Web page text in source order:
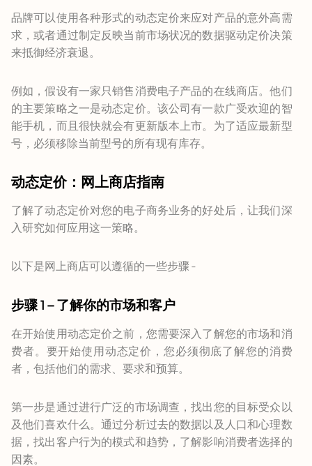
品牌可以使用各种形式的动态定价来应对产品的意外高需
求，或者通过制定反映当前市场状况的数据驱动定价决策
来抵御经济衰退。
例如，假设有一家只销售消费电子产品的在线商店。他们
的主要策略之一是动态定价。该公司有一款广受欢迎的智
能手机，而且很快就会有更新版本上市。为了适应最新型
号，必须移除当前型号的所有现有库存。
动态定价：网上商店指南
了解了动态定价对您的电子商务业务的好处后，让我们深
入研究如何应用这一策略。
以下是网上商店可以遵循的一些步骤 -
步骤 1 – 了解你的市场和客户
在开始使用动态定价之前，您需要深入了解您的市场和消
费者。要开始使用动态定价，您必须彻底了解您的消费
者，包括他们的需求、要求和预算。
第一步是通过进行广泛的市场调查，找出您的目标受众以
及他们喜欢什么。通过分析过去的数据以及人口和心理数
据，找出客户行为的模式和趋势，了解影响消费者选择的
因素。